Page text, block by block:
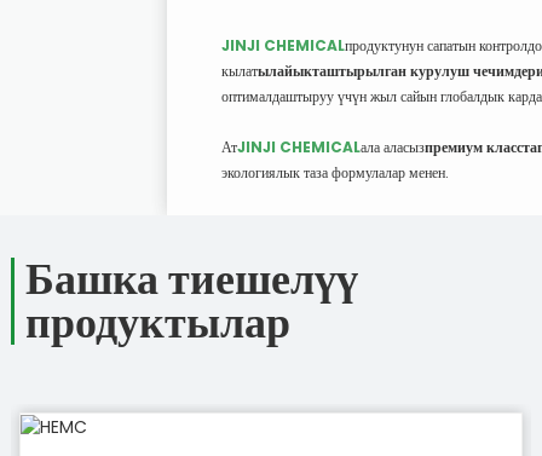
JINJI CHEMICALпродуктунун сапатын
кылатылайыкташтырылган курулуш
оптималдаштыруу үчүн жыл сайын глобалдык
АтJINJI CHEMICALала аласызпремиум
экологиялык таза формулалар менен.
Башка тиешелүү
продуктылар